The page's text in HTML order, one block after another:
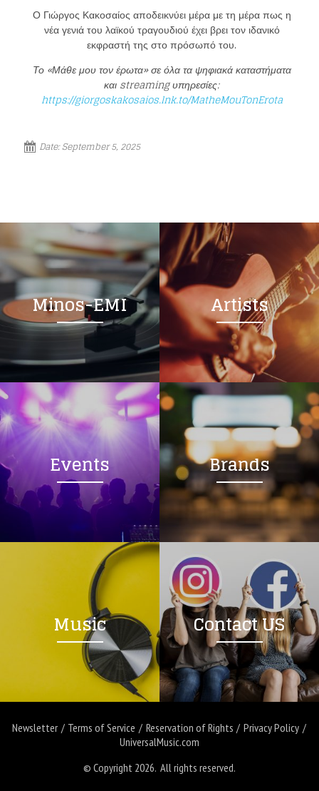
Ο Γιώργος Κακοσαίος αποδεικνύει μέρα με τη μέρα πως η
νέα γενιά του λαϊκού τραγουδιού έχει βρει τον ιδανικό
εκφραστή της στο πρόσωπό του.
Το «Μάθε μου τον έρωτα» σε όλα τα ψηφιακά καταστήματα
και streamingυπηρεσίες:
https://giorgoskakosaios.lnk.to/MatheMouTonErota
Date:September 5, 2025
Minos-EMI Artists
Events Brands
Music Contact US
Newsletter Terms of Service Reservation of Rights
Privacy Policy
UniversalMusic.com
© Copyright 2026. All rights reserved.